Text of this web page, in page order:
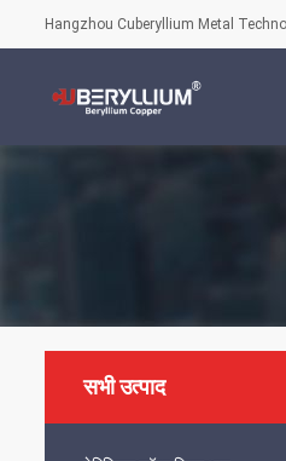
Hangzhou Cuberyllium Metal
सभी उत्पाद